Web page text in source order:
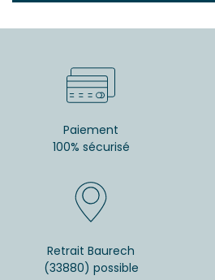
Paiement
100% sécurisé
Retrait Baurech
(33880) possible